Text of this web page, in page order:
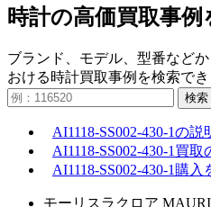
時計の高価買取事例
ブランド、モデル、型番など
おける時計買取事例を検索でき
検索
AI1118-SS002-430-1の説
AI1118-SS002-430-1買取
AI1118-SS002-430-1購
モーリスラクロア